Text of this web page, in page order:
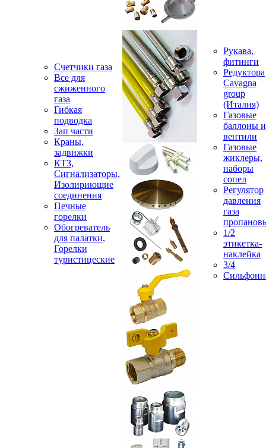
Счетчики газа
Все для
сжиженного
газа
Гибкая
подводка
Зап части
Краны,
задвижки
КТЗ,
Сигнализаторы,
Изолириющие
соединения
Печные
горелки
Обогреватель
для палатки,
Горелки
туристицеские
Рукава,
фитинги
Редуктора
Cavagna
group
(Италия)
Газовые
баллоны и
вентили
Газовые
жиклеры,
наборы
сопел
Регулятор
давления
газа
1/2
этикетка-
наклейка
3/4